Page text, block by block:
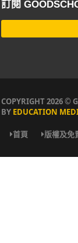
訂閱
COPYRIGHT 2026 ©
BY EDUCATION
首頁 版權及免